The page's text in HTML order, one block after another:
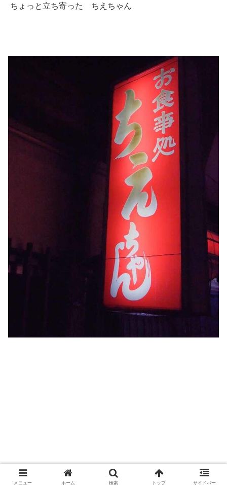
ちょっと立ち寄った ちえちゃん
メニュー ホーム 検索 トップ サイドバー